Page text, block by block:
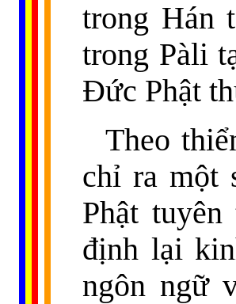
trong Hán
trong Pàli
Đức Phật
Theo
chỉ ra một
Phật
định lại
ngôn ngữ